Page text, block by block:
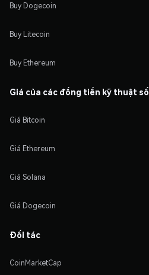
Buy Dogecoin
Buy Litecoin
Buy Ethereum
Giá của các đồng tiền kỹ thuật số
Giá Bitcoin
Giá Ethereum
Giá Solana
Giá Dogecoin
Đối tác
CoinMarketCap